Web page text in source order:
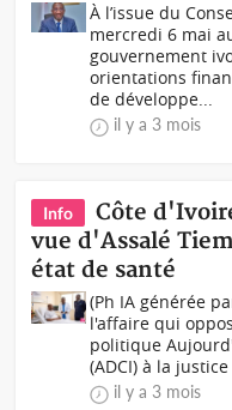
À l’issue du
mercredi 6 mai
gouvernement
orientations
de développe...
il y a 3 mois
Info
Côte
vue d'Assalé
état de santé
(Ph IA générée
l'affaire qui
politique
(ADCI) à la
il y a 3 mois